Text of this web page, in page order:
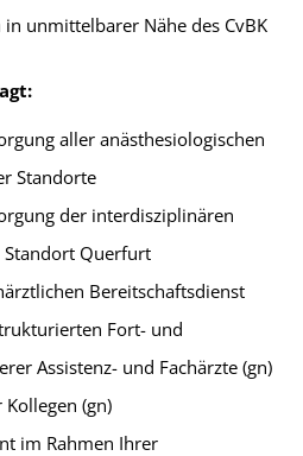
unmittelbarer Nähe des CvBK
aller anästhesiologischen
Standorte
der interdisziplinären
Querfurt
Bereitschaftsdienst
Fort- und
Assistenz- und Fachärzte (gn)
(gn)
im Rahmen Ihrer